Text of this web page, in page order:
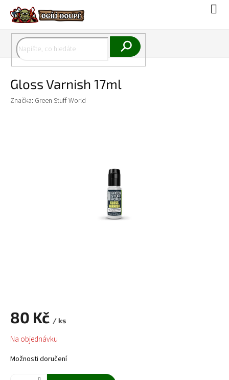
obsah
Gloss Varnish 17ml
Značka: Green Stuff World
80 Kč / ks
Měrná
cena:
Na objednávku
Možnosti doručení